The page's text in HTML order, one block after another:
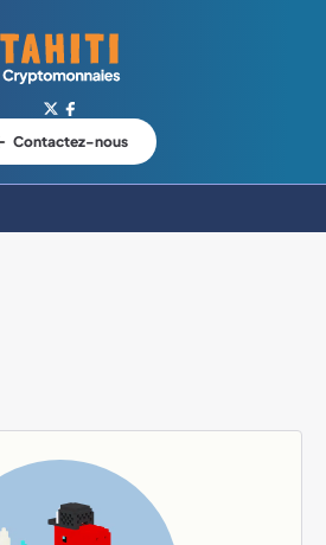
Cryptomonnaies.com
Contactez-nous